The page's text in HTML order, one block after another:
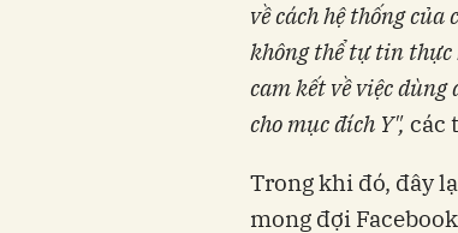
về cách hệ thống
không thể tự tin thực
cam kết về việc
cho mục đích Y", các
Trong khi đó, đây
mong đợi